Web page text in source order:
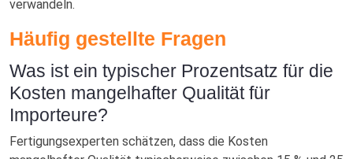
verwandeln.
Häufig gestellte Fragen
Was ist ein typischer Prozentsatz für die
Kosten mangelhafter Qualität für
Importeure?
Fertigungsexperten schätzen, dass die Kosten